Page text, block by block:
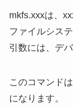
mkfs.xxxは、
ファイルシス
引数には、デ
このコマンド
になります。